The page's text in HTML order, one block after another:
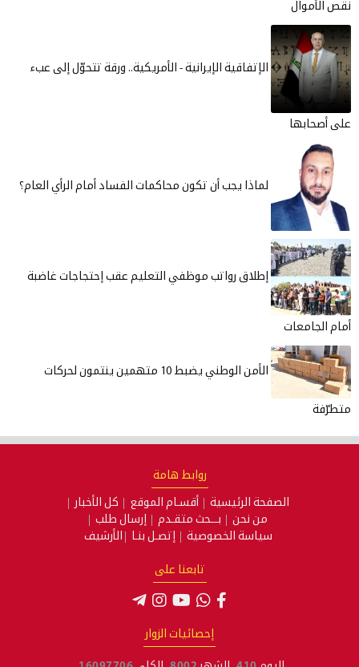
نقص الأموال
الإتفاقية الإيرانية - الأمريكية.. ورقة تتحوّل إلى عبء
على أصحابها
لماذا يجب أن تكون محاكمات الفساد أمام الرأي العام؟
إطلاق رواتب موظفي التعليم عقب إحتجاجات غاضبة
أمام الجامعات
الأمن الوطني يضبط 10 متهمين ينتمون لحركات
متطرّفة
روابط هامة
الصفحة الرئيسية أقسـام الموقع
كل الأخبار
من نحن
بـــحث متقـدم
إرسال طلب
سياسة الخصوصية
إتصـل بنـا الأرشيف
تابعنا على
إحصائيات الزوار